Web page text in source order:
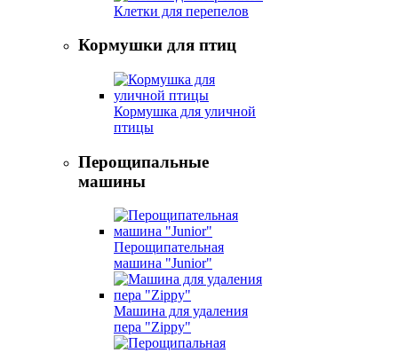
Клетки для перепелов
Кормушки для птиц
Кормушка для уличной
птицы
Перощипальные
машины
Перощипательная
машина "Junior"
Машина для удаления
пера "Zippy"